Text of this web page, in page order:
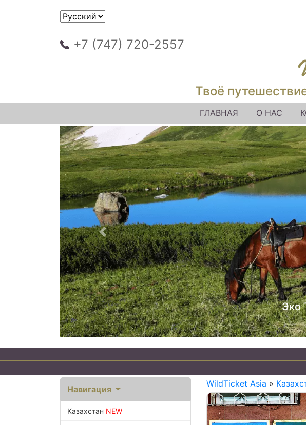
+7 (747) 720-2557
Твоё
ГЛАВНАЯ О НАС
Предыдущий
Навигация
Казахстан NEW
WildTicket Asia »